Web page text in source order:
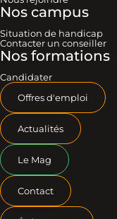
Nos campus
Situation de handicap
Contacter un conseiller
Nos formations
Candidater
Offres d'emploi
Actualités
Le Mag
Contact